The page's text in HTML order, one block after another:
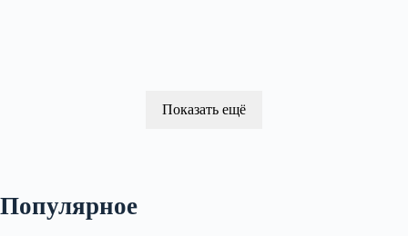
Показать ещё
Популярное